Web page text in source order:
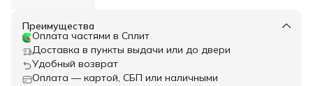
Преимущества
Оплата частями в Сплит
Доставка в пункты выдачи или до двери
Удобный возврат
Оплата — картой, СБП или наличными